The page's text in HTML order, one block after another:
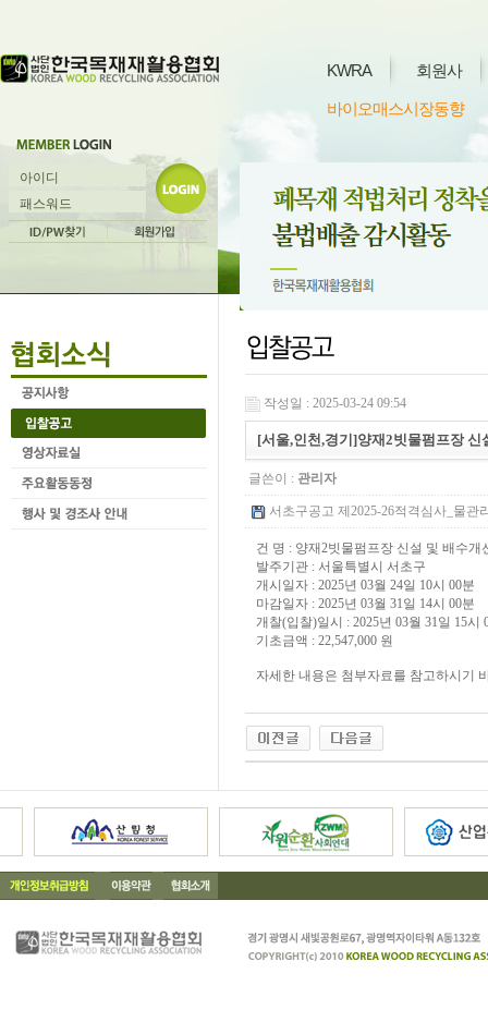
KWRA 회원사
바이오매스시장동향
작성일 : 2025-03-24 09:54
[서울,인천,경기]양재2빗물펌프장
글쓴이 : 관리자
서초구공고 제2025-26적격심사_물관
건 명 : 양재2빗물펌프장 신설 및 배수
발주기관 : 서울특별시 서초구
개시일자 : 2025년 03월 24일 10시 00분
마감일자 : 2025년 03월 31일 14시 00분
개찰(입찰)일시 : 2025년 03월 31일 15시
기초금액 : 22,547,000 원
자세한 내용은 첨부자료를 참고하시기